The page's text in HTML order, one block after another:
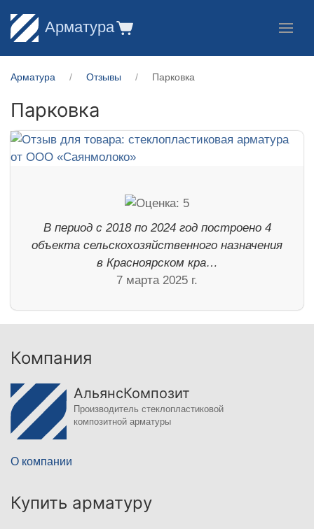
Арматура
Арматура Отзывы Парковка
Парковка
В период с 2018 по 2024 год построено 4
объекта сельскохозяйственного назначения
в Красноярском кра…
7 марта 2025 г.
Компания
АльянсКомпозит
Производитель стеклопластиковой
композитной арматуры
О компании
Купить арматуру